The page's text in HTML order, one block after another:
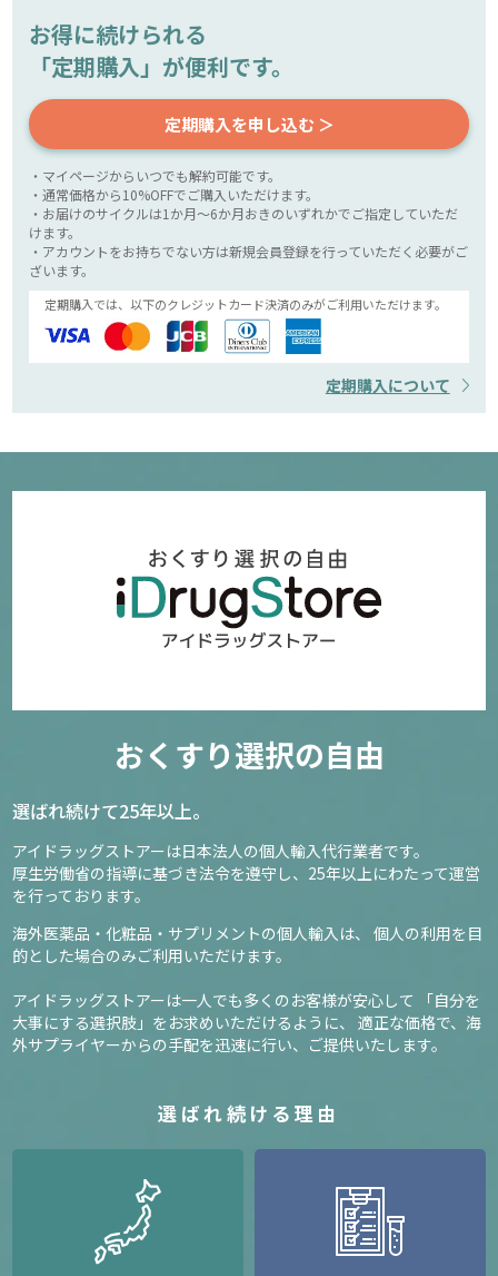
お得に続けられる
「定期購入」が便利です。
定期購入を申し込む ＞
・マイページからいつでも解約可能です。
・通常価格から10%OFFでご購入いただけます。
・お届けのサイクルは1か月～6か月おきのいずれかでご指定していただ
けます。
・アカウントをお持ちでない方は新規会員登録を行っていただく必要がご
ざいます。
定期購入では、以下のクレジットカード決済のみがご利用いただけます。
定期購入について
おくすり選択の自由
選ばれ続けて25年以上。
アイドラッグストアーは日本法人の個人輸入代行業者です。
厚生労働省の指導に基づき法令を遵守し、 25年以上にわたって運営
を行っております。
海外医薬品・化粧品・サプリメントの個人輸入は、
個人の利用を目
的とした場合のみご利用いただけます。
アイドラッグストアーは一人でも多くのお客様が安心して
「自分を
大事にする選択肢」をお求めいただけるように、
適正な価格で、海
外サプライヤーからの手配を迅速に行い、ご提供いたします。
選ばれ続ける理由